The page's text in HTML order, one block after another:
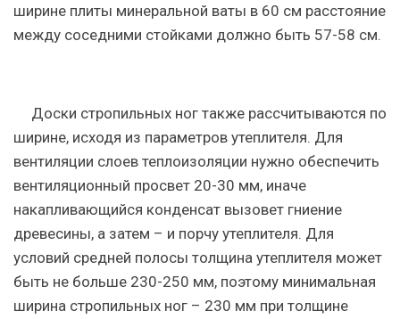
ширине плиты минеральной ваты в 60 см расстояние
между соседними стойками должно быть 57-58 см.
Доски стропильных ног также рассчитываются по
ширине, исходя из параметров утеплителя. Для
вентиляции слоев теплоизоляции нужно обеспечить
вентиляционный просвет 20-30 мм, иначе
накапливающийся конденсат вызовет гниение
древесины, а затем – и порчу утеплителя. Для
условий средней полосы толщина утеплителя может
быть не больше 230-250 мм, поэтому минимальная
ширина стропильных ног – 230 мм при толщине